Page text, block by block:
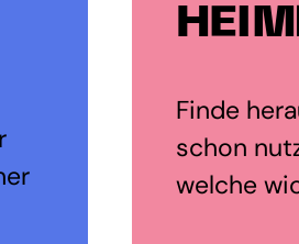
Finde
schon
welche